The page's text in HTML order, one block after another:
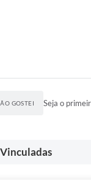
GOSTEI Seja o